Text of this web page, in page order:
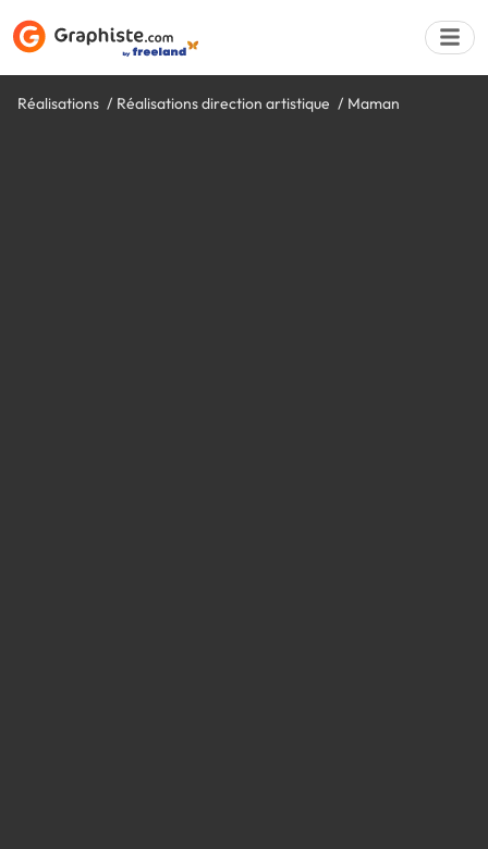
Réalisations Réalisations direction artistique Maman